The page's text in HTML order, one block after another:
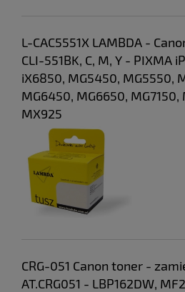
L-CAC5551X LAMBDA -
CLI-551BK, C, M, Y - PIXMA
iX6850, MG5450, MG5550,
MG6450, MG6650, MG7150,
MX925
CRG-051 Canon toner -
AT.CRG051 - LBP162DW,